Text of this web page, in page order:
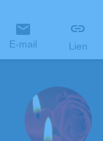
E-mail Lien